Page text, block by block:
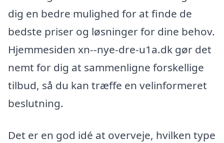
dig en bedre mulighed for at finde de
bedste priser og løsninger for dine behov.
Hjemmesiden xn--nye-dre-u1a.dk gør det
nemt for dig at sammenligne forskellige
tilbud, så du kan træffe en velinformeret
beslutning.
Det er en god idé at overveje, hvilken type